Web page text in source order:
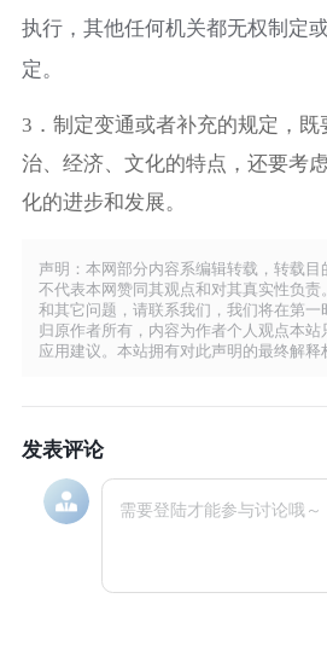
执行，其他任何机关都无权制定
定。
3．制定变通或者补充的规定，
治、经济、文化的特点，还要考
化的进步和发展。
声明：本网部分内容系编辑转载，转载
不代表本网赞同其观点和对其真实性负
和其它问题，请联系我们，我们将在第
归原作者所有，内容为作者个人观点本
应用建议。本站拥有对此声明的最终解释
发表评论